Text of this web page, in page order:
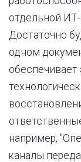
отдельной
Достаточно
одном
обеспечивает
например,
каналы